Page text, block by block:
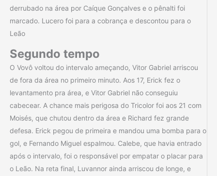
derrubado na área por Caíque Gonçalves e o pênalti foi
marcado. Lucero foi para a cobrança e descontou para o
Leão
Segundo tempo
O Vovô voltou do intervalo ameçando, Vitor Gabriel arriscou
de fora da área no primeiro minuto. Aos 17, Erick fez o
levantamento pra área, e Vitor Gabriel não conseguiu
cabecear. A chance mais perigosa do Tricolor foi aos 21 com
Moisés, que chutou dentro da área e Richard fez grande
defesa. Erick pegou de primeira e mandou uma bomba para o
gol, e Fernando Miguel espalmou. Calebe, que havia entrado
após o intervalo, foi o responsável por empatar o placar para
o Leão. Na reta final, Luvannor ainda arriscou de longe, e